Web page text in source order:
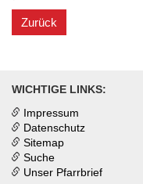
Zurück
WICHTIGE LINKS:
Impressum
Datenschutz
Sitemap
Suche
Unser Pfarrbrief